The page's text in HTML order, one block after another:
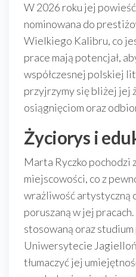
W 2026 roku jej powieść
nominowana do
Wielkiego Kalibru, co
prace mają potencjał,
współczesnej polskiej
przyjrzymy się bliżej jej
osiągnięciom oraz
Życiorys i
Marta Ryczko pochodzi
miejscowości, co z
wrażliwość artystyczną
poruszaną w jej
stosowaną oraz
Uniwersytecie
tłumaczyć jej